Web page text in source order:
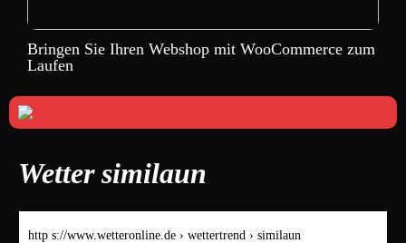
Bringen Sie Ihren Webshop mit WooCommerce zum
Laufen
Wetter similaun
http s://www.wetteronline.de › wettertrend › similaun